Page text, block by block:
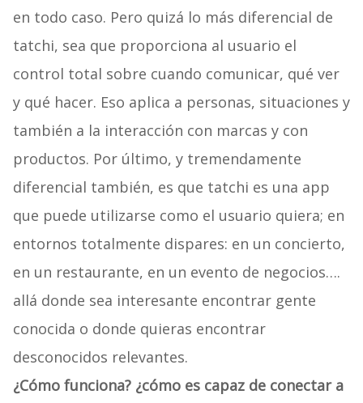
en todo caso. Pero quizá lo más diferencial de
tatchi, sea que proporciona al usuario el
control total sobre cuando comunicar, qué ver
y qué hacer. Eso aplica a personas, situaciones y
también a la interacción con marcas y con
productos. Por último, y tremendamente
diferencial también, es que tatchi es una app
que puede utilizarse como el usuario quiera; en
entornos totalmente dispares: en un concierto,
en un restaurante, en un evento de negocios….
allá donde sea interesante encontrar gente
conocida o donde quieras encontrar
desconocidos relevantes.
¿Cómo funciona? ¿cómo es capaz de conectar a